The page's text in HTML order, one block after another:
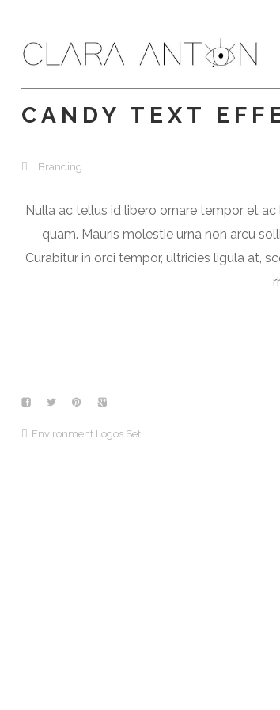
CANDY TEXT
Branding
Nulla ac tellus id libero ornare tempor et
quam. Mauris molestie urna non arcu
Curabitur in orci tempor, ultricies ligula at,
Environment Logos Set